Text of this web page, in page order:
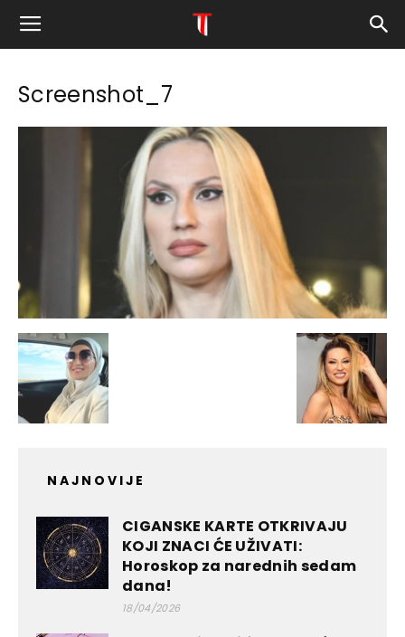
Screenshot_7
NAJNOVIJE
CIGANSKE KARTE OTKRIVAJU
KOJI ZNACI ĆE UŽIVATI:
Horoskop za narednih sedam
dana!
18/04/2026